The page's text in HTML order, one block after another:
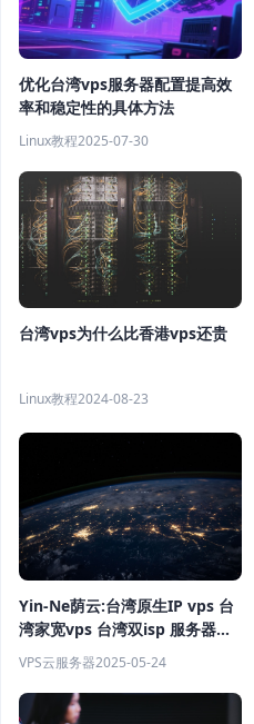
优化台湾vps服务器配置提高效
率和稳定性的具体方法
Linux教程2025-07-30
台湾vps为什么比香港vps还贵
Linux教程2024-08-23
Yin-Ne荫云:台湾原生IP vps 台
湾家宽vps 台湾双isp 服务器测
评活动
VPS云服务器2025-05-24